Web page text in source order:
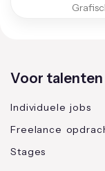
Voor talenten
Individuele jobs
Freelance
Stages